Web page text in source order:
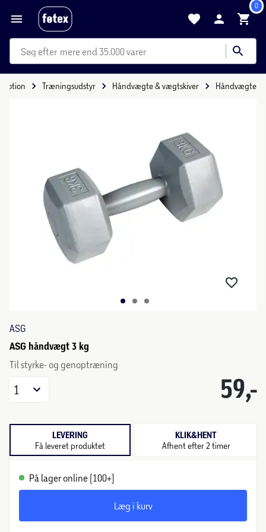
0
mere end 35.000 varer
Træningsudstyr Håndvægte & vægtskiver Håndvægte
ASG
ASG håndvægt 3 kg
Til styrke- og genoptræning
59,-
1
LEVERING
Få leveret produktet
KLIK&HENT
Afhent efter 2 timer
På lager online (100+)
Læg i kurv